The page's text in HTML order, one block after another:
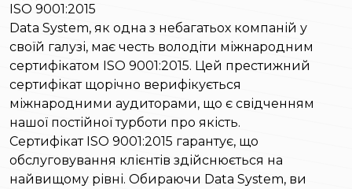
ISO 9001:2015
Data System, як одна з небагатьох компаній у
своїй галузі, має честь володіти міжнародним
сертифікатом ISO 9001:2015. Цей престижний
сертифікат щорічно верифікується
міжнародними аудиторами, що є свідченням
нашої постійної турботи про якість.
Сертифікат ISO 9001:2015 гарантує, що
обслуговування клієнтів здійснюється на
найвищому рівні. Обираючи Data System, ви